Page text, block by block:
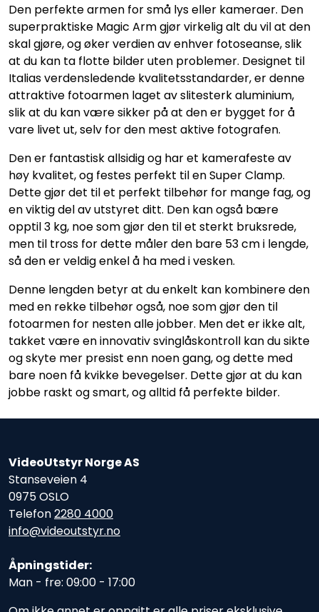
Den perfekte armen for små lys eller kameraer. Den
superpraktiske Magic Arm gjør virkelig alt du vil at den
skal gjøre, og øker verdien av enhver fotoseanse, slik
at du kan ta flotte bilder uten problemer. Designet til
Italias verdensledende kvalitetsstandarder, er denne
attraktive fotoarmen laget av slitesterk aluminium,
slik at du kan være sikker på at den er bygget for å
vare livet ut, selv for den mest aktive fotografen.
Den er fantastisk allsidig og har et kamerafeste av
høy kvalitet, og festes perfekt til en Super Clamp.
Dette gjør det til et perfekt tilbehør for mange fag, og
en viktig del av utstyret ditt. Den kan også bære
opptil 3 kg, noe som gjør den til et sterkt bruksrede,
men til tross for dette måler den bare 53 cm i lengde,
så den er veldig enkel å ha med i vesken.
Denne lengden betyr at du enkelt kan kombinere den
med en rekke tilbehør også, noe som gjør den til
fotoarmen for nesten alle jobber. Men det er ikke alt,
takket være en innovativ svinglåskontroll kan du sikte
og skyte mer presist enn noen gang, og dette med
bare noen få kvikke bevegelser. Dette gjør at du kan
jobbe raskt og smart, og alltid få perfekte bilder.
VideoUtstyr Norge AS
Stanseveien 4
0975 OSLO
Telefon2280 4000
info@videoutstyr.no
Åpningstider:
Man - fre: 09:00 - 17:00